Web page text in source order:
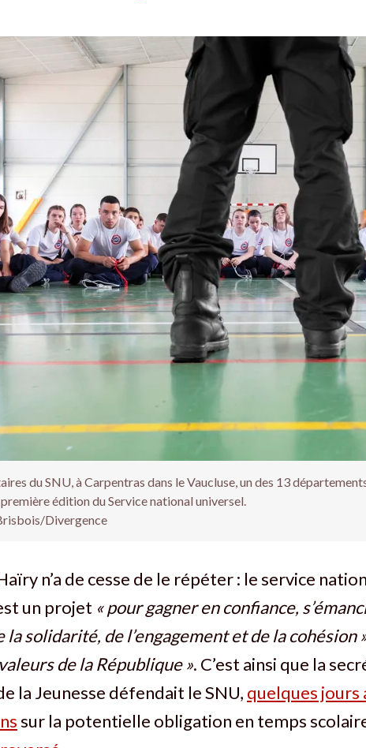
du SNU, à Carpentras dans le Vaucluse, un des 13
édition du Service national universel.
Divergence
n’a de cesse de le répéter : le service
un projet « pour gagner en confiance,
la solidarité, de l’engagement et de la cohésion
de la République ». C’est ainsi que la
la Jeunesse défendait le SNU, quelques jours
sur la potentielle obligation en temps